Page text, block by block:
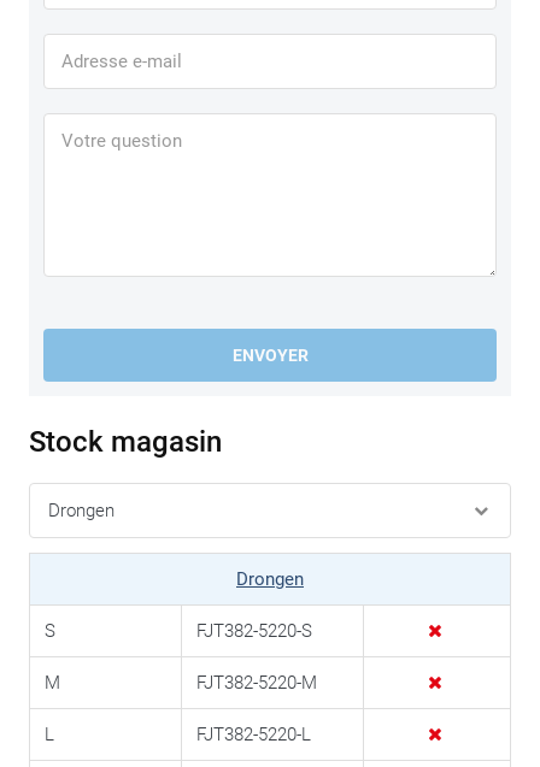
ENVOYER
Stock magasin
Drongen
S FJT382-5220-S
M FJT382-5220-M
L FJT382-5220-L